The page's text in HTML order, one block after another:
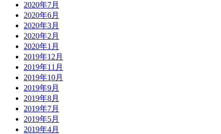
2020年7月
2020年6月
2020年3月
2020年2月
2020年1月
2019年12月
2019年11月
2019年10月
2019年9月
2019年8月
2019年7月
2019年5月
2019年4月